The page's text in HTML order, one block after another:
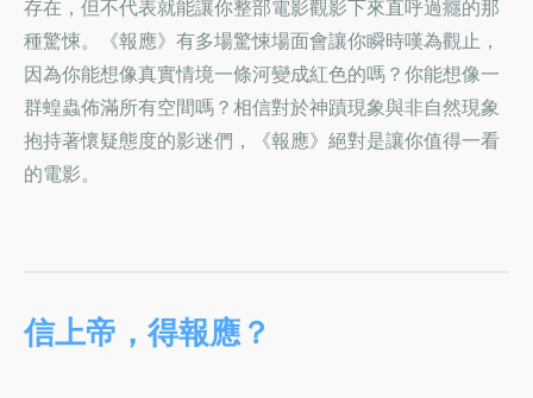
存在，但不代表就能讓你整部電影觀影下來直呼過癮的那
種驚悚。《報應》有多場驚悚場面會讓你瞬時嘆為觀止，
因為你能想像真實情境一條河變成紅色的嗎？你能想像一
群蝗蟲佈滿所有空間嗎？相信對於神蹟現象與非自然現象
抱持著懷疑態度的影迷們，《報應》絕對是讓你值得一看
的電影。
信上帝，得報應？